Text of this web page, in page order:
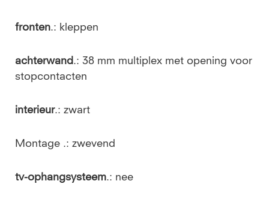
fronten.: kleppen
achterwand.: 38 mm multiplex met opening voor
stopcontacten
interieur.: zwart
Montage .: zwevend
tv-ophangsysteem.: nee